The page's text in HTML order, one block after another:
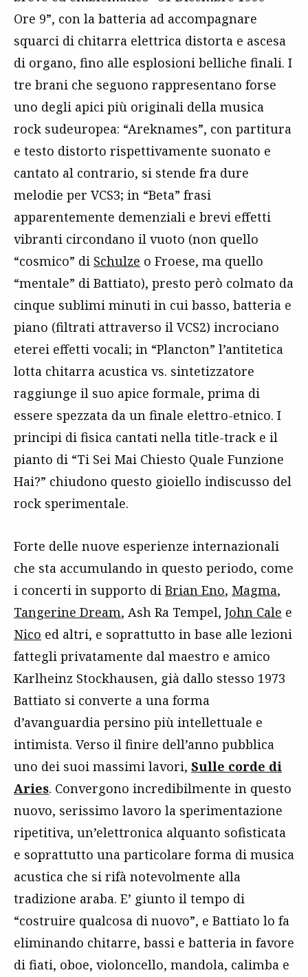
Ore 9”, con la batteria ad accompagnare
squarci di chitarra elettrica distorta e ascesa
di organo, fino alle esplosioni belliche finali. I
tre brani che seguono rappresentano forse
uno degli apici più originali della musica
rock sudeuropea: “Areknames”, con partitura
e testo distorto rispettivamente suonato e
cantato al contrario, si stende fra dure
melodie per VCS3; in “Beta” frasi
apparentemente demenziali e brevi effetti
vibranti circondano il vuoto (non quello
“cosmico” di Schulze o Froese, ma quello
“mentale” di Battiato), presto però colmato da
cinque sublimi minuti in cui basso, batteria e
piano (filtrati attraverso il VCS2) incrociano
eterei effetti vocali; in “Plancton” l’antitetica
lotta chitarra acustica vs. sintetizzatore
raggiunge il suo apice formale, prima di
essere spezzata da un finale elettro-etnico. I
principi di fisica cantati nella title-track e il
pianto di “Ti Sei Mai Chiesto Quale Funzione
Hai?” chiudono questo gioiello indiscusso del
rock sperimentale.
Forte delle nuove esperienze internazionali
che sta accumulando in questo periodo, come
i concerti in supporto di Brian Eno, Magma,
Tangerine Dream, Ash Ra Tempel, John Cale e
Nico ed altri, e soprattutto in base alle lezioni
fattegli privatamente dal maestro e amico
Karlheinz Stockhausen, già dallo stesso 1973
Battiato si converte a una forma
d’avanguardia persino più intellettuale e
intimista. Verso il finire dell’anno pubblica
uno dei suoi massimi lavori, Sulle corde di
Aries. Convergono incredibilmente in questo
nuovo, serissimo lavoro la sperimentazione
ripetitiva, un’elettronica alquanto sofisticata
e soprattutto una particolare forma di musica
acustica che si rifà notevolmente alla
tradizione araba. E’ giunto il tempo di
“costruire qualcosa di nuovo”, e Battiato lo fa
eliminando chitarre, bassi e batteria in favore
di fiati, oboe, violoncello, mandola, calimba e